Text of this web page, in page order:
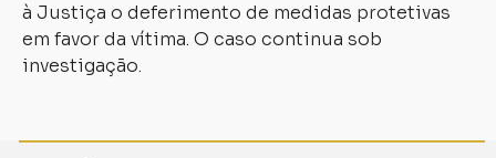
à Justiça o deferimento de medidas protetivas
em favor da vítima. O caso continua sob
investigação.